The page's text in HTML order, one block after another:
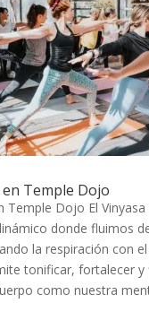
Temple Dojo
Temple Dojo El Vinyasa
donde fluimos
la respiración con
tonificar, fortalecer y
como nuestra